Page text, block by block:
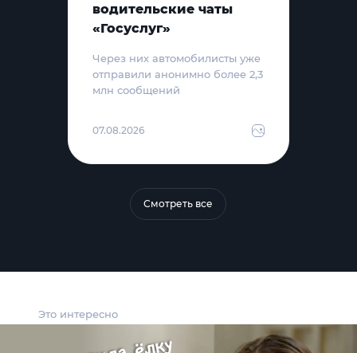
Это интересно
водительские чаты
«Госуслуг»
Через них автомобилисты уже
отправили анонимно более 2,3
млн сообщений
07.08.2026
Смотреть все